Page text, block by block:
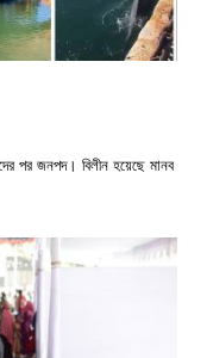
পর জনপদ। বিলীন হয়েছে মানব